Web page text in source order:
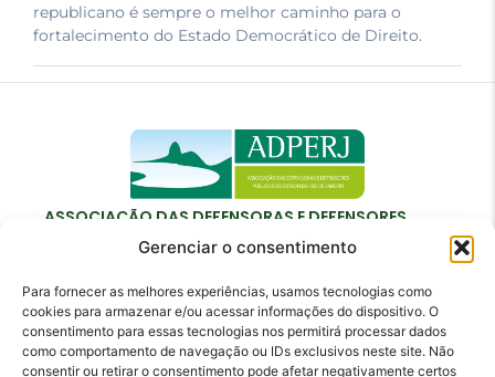
Gerenciar o consentimento
Para fornecer as melhores experiências, usamos tecnologias como
cookies para armazenar e/ou acessar informações do dispositivo. O
consentimento para essas tecnologias nos permitirá processar dados
como comportamento de navegação ou IDs exclusivos neste site. Não
consentir ou retirar o consentimento pode afetar negativamente certos
republicano é sempre o melhor caminho para o
fortalecimento do Estado Democrático de Direito.
ASSOCIAÇÃO DAS DEFENSORAS E DEFENSORES
PÚBLICOS DO ESTADO DO RIO DE JANEIRO
Contato